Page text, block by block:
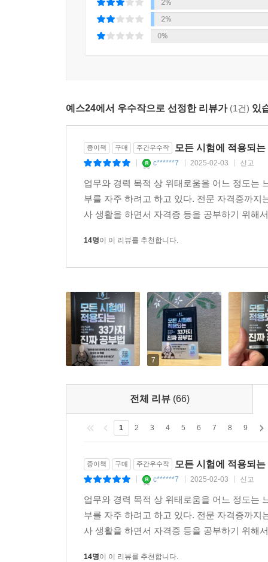
시간 활용법은 물론 기출 분석, 인강 활용, 복
노하우를 담았다. 3부 몸과 마음의 ‘체력’을 최적
않고 공부를 지속할 수 있다. 빠른 체력 회복과
2%
2%
0%
예스24에서 우수작으로 선정한 리뷰가 (1건) 있
종이책 구매 주간우수작 모든 시험에 적용되
c******7 2025-02-03 신고
업무와 경력 목적 상 위태로움을 어느 정도는
부를 자주 하려고 하고 있다. 전문 자격증까
사 생활을 하면서 자격증 등을 공부하기 위해
14명이 이 리뷰를 추천합니다.
7
전체 리뷰 (66)
1 2 3 4 5 6 7 8 9
종이책 구매 주간우수작 모든 시험에 적용되
c******7 2025-02-03 신고
업무와 경력 목적 상 위태로움을 어느 정도는
부를 자주 하려고 하고 있다. 전문 자격증까
사 생활을 하면서 자격증 등을 공부하기 위해
14명이 이 리뷰를 추천합니다.